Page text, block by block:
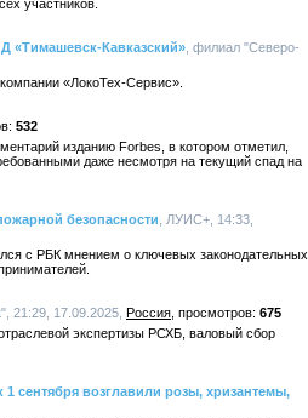
участников.
«Тимашевск-Кавказский» , филиал "Северо-
«ЛокоТех-Сервис».
532
изданию Forbes, в котором отметил,
даже несмотря на текущий спад на
безопасности , ЛУИС+, 14:33,
с РБК мнением о ключевых законодательных
21:29, 17.09.2025, Россия
675
экспертизы РСХБ, валовый сбор
сентября возглавили розы, хризантемы,